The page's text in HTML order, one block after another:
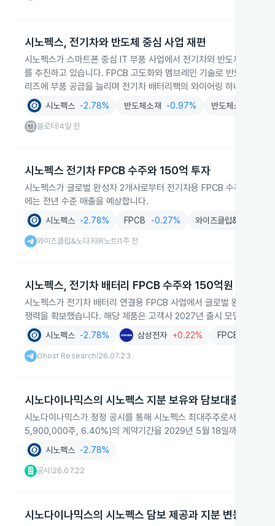
시노펙스, 전기차와 반도체 중심 사업 재편
시노펙스가 스마트폰 중심 IT 부품 사업에서 전기차와 반도체 소재·
를 추진하고 있습니다. FPCB 고도화와 멤브레인 기술로 반도체와 수
리즈에 부품 공급을 늘리며 전기차 배터리팩의 와이어링 하네스를
시노펙스 -2.78% 반도체소재 -0.97% 반도체소재및부품
블로터 4일 전
시노펙스 전기차 FPCB 수주와 150억 투자
시노펙스가 글로벌 완성차 2개사로부터 전기차용 FPCB 수주를 확
에는 전년 수준 매출을 예상합니다.
시노펙스 -2.78% FPCB -0.27% 와이즈클럽&노다지IR
와이즈클럽&노다지IR노트 1주 전
시노펙스, 전기차 배터리 FPCB 수주와 150억원 투자
시노펙스가 전기차 배터리 연결용 FPCB 사업에서 글로벌 완성차 2
쟁력을 확보했습니다. 해당 제품은 고객사 2027년 출시 모델에 적용
시노펙스 -2.78% 삼성전자 +0.22% FPCB
Ghost Research 26.07.23
시노다이나믹스의 시노펙스 지분 보유와 담보대출 연장
시노다이나믹스가 정정 공시를 통해 시노펙스 최대주주로서
5,900,000주, 6.40%)의 계약기간을 2029년 5월 18일까지 연장했
시노펙스 -2.78%
공시 26.07.22
시노다이나믹스의 시노펙스 담보 제공과 지분 변동